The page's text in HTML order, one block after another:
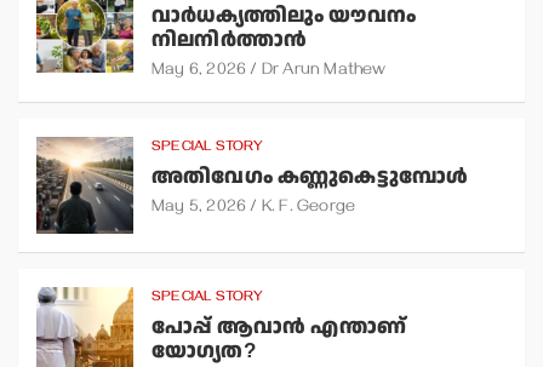
വാര്‍ധക്യത്തിലും യൗവനം
നിലനിര്‍ത്താന്‍
May 6, 2026 Dr Arun Mathew
SPECIAL STORY
അതിവേഗം കണ്ണുകെട്ടുമ്പോള്‍
May 5, 2026 K. F. George
SPECIAL STORY
പോപ്പ് ആവാന്‍ എന്താണ്
യോഗ്യത?